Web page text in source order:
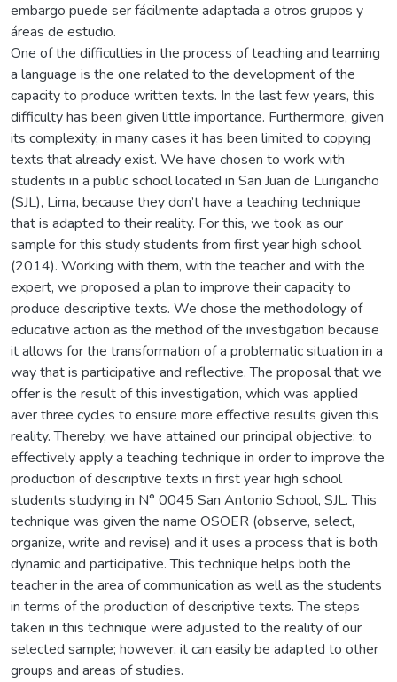
embargo puede ser fácilmente adaptada a otros grupos y
áreas de estudio.
One of the difficulties in the process of teaching and learning
a language is the one related to the development of the
capacity to produce written texts. In the last few years, this
difficulty has been given little importance. Furthermore, given
its complexity, in many cases it has been limited to copying
texts that already exist. We have chosen to work with
students in a public school located in San Juan de Lurigancho
(SJL), Lima, because they don’t have a teaching technique
that is adapted to their reality. For this, we took as our
sample for this study students from first year high school
(2014). Working with them, with the teacher and with the
expert, we proposed a plan to improve their capacity to
produce descriptive texts. We chose the methodology of
educative action as the method of the investigation because
it allows for the transformation of a problematic situation in a
way that is participative and reflective. The proposal that we
offer is the result of this investigation, which was applied
aver three cycles to ensure more effective results given this
reality. Thereby, we have attained our principal objective: to
effectively apply a teaching technique in order to improve the
production of descriptive texts in first year high school
students studying in N° 0045 San Antonio School, SJL. This
technique was given the name OSOER (observe, select,
organize, write and revise) and it uses a process that is both
dynamic and participative. This technique helps both the
teacher in the area of communication as well as the students
in terms of the production of descriptive texts. The steps
taken in this technique were adjusted to the reality of our
selected sample; however, it can easily be adapted to other
groups and areas of studies.